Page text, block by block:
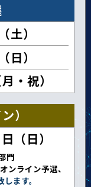
）
）
祝）
）
（日）
門
ンライン予選、
ます。